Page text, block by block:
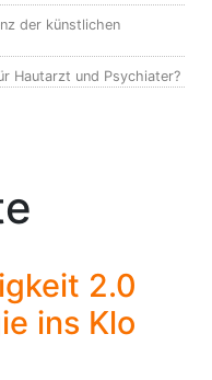
der künstlichen
Hautarzt und Psychiater?
2.0
ins Klo